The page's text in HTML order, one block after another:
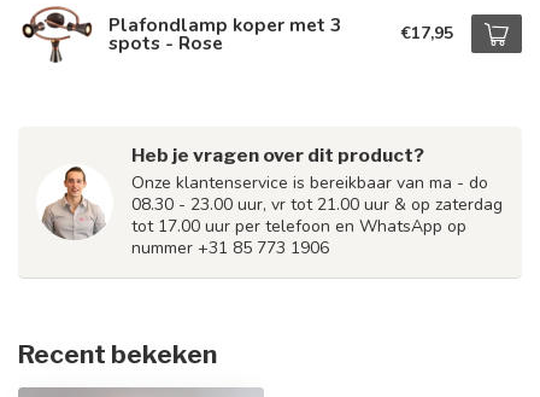
Plafondlamp koper met 3
spots - Rose €17,95
Heb je vragen over dit product?
Onze klantenservice is bereikbaar van ma - do
08.30 - 23.00 uur, vr tot 21.00 uur & op zaterdag
tot 17.00 uur per telefoon en WhatsApp op
nummer +31 85 773 1906
Recent bekeken